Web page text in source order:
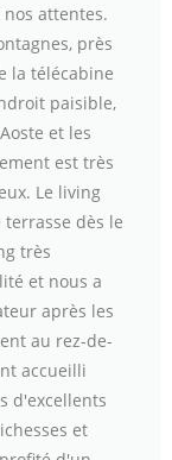
attentes.
près
la télécabine
paisible,
et les
est très
Le living
dès le
très
et nous a
après les
au rez-de-
accueilli
d'excellents
et